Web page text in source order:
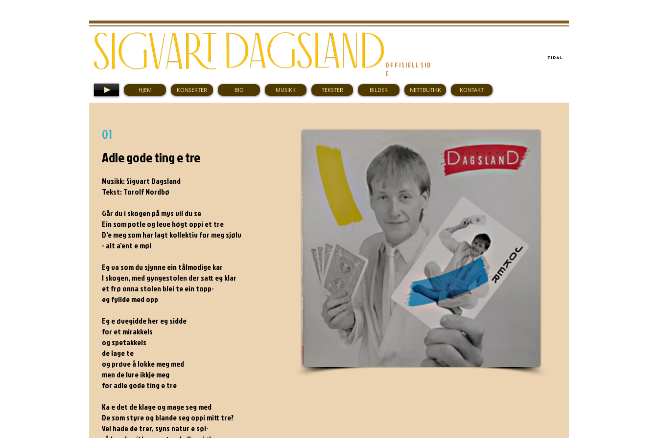
O F F I S I E L L S I D
E
HJEM KONSERTER BIO MUSIKK TEKSTER BILDER NETTBUTIKK KONTAKT
01
Adle gode ting e tre
Musikk: Sigvart Dagsland
Tekst: Torolf Nordbø
Går du i skogen på mys vil du se
Ein som potle og leve høgt oppi et tre
D'e meg som har lagt kollektiv for meg sjølv
- alt a'ent e møl
Eg va som du sjynne ein tålmodige kar
I skogen, med gyngestolen der satt eg klar
et frø onna stolen blei te ein topp-
eg fyllde med opp
Eg e øvegidde her eg sidde
for et mirakkels
og spetakkels
de lage te
og prøve å lokke meg med
men de lure ikkje meg
for adle gode ting e tre
Ka e det de klage og mage seg med
De som styre og blande seg oppi mitt tre?
Vel hade de trer, syns natur e søl-